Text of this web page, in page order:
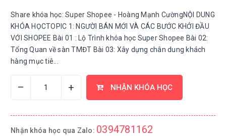
Share khóa học: Super Shopee - Hoàng Mạnh CườngNỘI DUNG
KHÓA HỌCTOPIC 1: NGƯỜI BÁN MỚI VÀ CÁC BƯỚC KHỞI ĐẦU
VỚI SHOPEE Bài 01 : Lộ Trình khóa học Super Shopee Bài 02:
Tổng Quan về sàn TMĐT Bài 03: Xây dựng chân dung khách
hàng mục tiê...
– + NHẬN KHÓA HỌC
Nhận khóa học qua Zalo: 0394781162